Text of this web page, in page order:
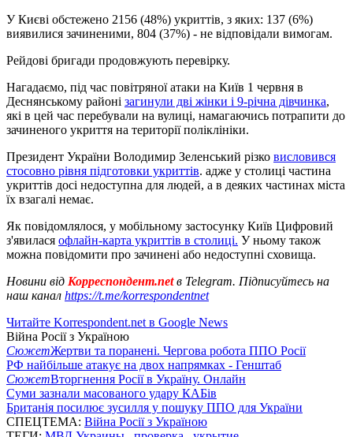
У Києві обстежено 2156 (48%) укриттів, з яких: 137 (6%)
виявилися зачиненими, 804 (37%) - не відповідали вимогам.
Рейдові бригади продовжують перевірку.
Нагадаємо, під час повітряної атаки на Київ 1 червня в
Деснянському районі загинули дві жінки і 9-річна дівчинка,
які в цей час перебували на вулиці, намагаючись потрапити до
зачиненого укриття на території поліклініки.
Президент України Володимир Зеленський різко висловився
стосовно рівня підготовки укриттів. адже у столиці частина
укриттів досі недоступна для людей, а в деяких частинах міста
їх взагалі немає.
Як повідомлялося, у мобільному застосунку Київ Цифровий
з'явилася офлайн-карта укриттів в столиці. У ньому також
можна повідомити про зачинені або недоступні сховища.
Новини від Корреспондент.netв Telegram. Підписуйтесь на
наш канал https://t.me/korrespondentnet
Читайте Korrespondent.net в Google News
Війна Росії з Україною
СюжетЖертви та поранені. Чергова робота ППО Росії
РФ найбільше атакує на двох напрямках - Генштаб
СюжетВторгнення Росії в Україну. Онлайн
Суми зазнали масованого удару КАБів
Британія посилює зусилля у пошуку ППО для України
СПЕЦТЕМА: Війна Росії з Україною